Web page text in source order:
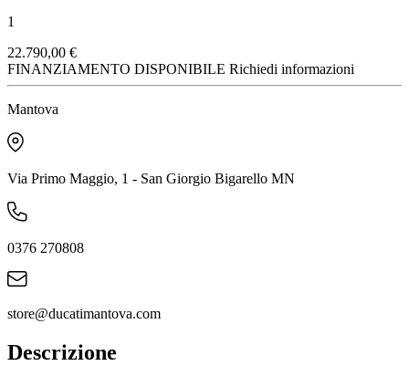
1
22.790,00 €
FINANZIAMENTO DISPONIBILE Richiedi informazioni
Mantova
Via Primo Maggio, 1 - San Giorgio Bigarello MN
0376 270808
store@ducatimantova.com
Descrizione